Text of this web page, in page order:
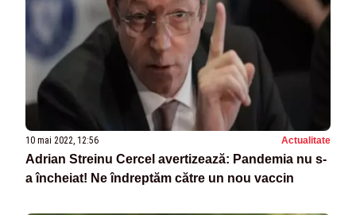
10 mai 2022, 12:56 Actualitate
Adrian Streinu Cercel avertizează: Pandemia nu s-
a încheiat! Ne îndreptăm către un nou vaccin